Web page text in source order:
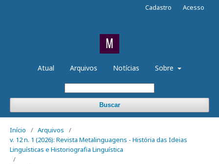
Atual Arquivos Notícias Sobre
Buscar
Cadastro Acesso
Início / Arquivos
/
v. 12 n. 1 (2026): Revista Metalinguagens - História das Ideias
Linguísticas e Historiografia Linguística
/